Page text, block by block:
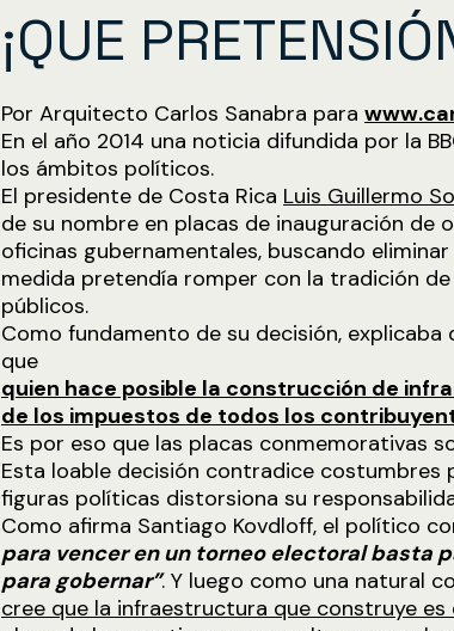
¡QUE
Por Arquitecto Carlos Sanabra para
En el año 2014 una noticia difundida por la
los ámbitos políticos.
El presidente de Costa Rica Luis Guillermo
de su nombre en placas de inauguración
oficinas gubernamentales, buscando eliminar
medida pretendía romper con la tradición
públicos.
Como fundamento de su decisión,
que
quien hace posible la construcción de
de los impuestos de todos los
Es por eso que las placas conmemorativas
Esta loable decisión contradice costumbres
figuras políticas distorsiona su
Como afirma Santiago Kovdloff, el político
para vencer en un torneo electoral basta
para gobernar”. Y luego como una natural
cree que la infraestructura que construye